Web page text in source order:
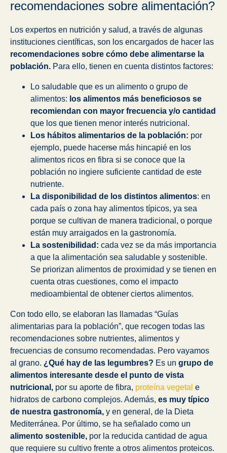
recomendaciones sobre alimentación?
Los expertos en nutrición y salud, a través de algunas
instituciones científicas, son los encargados de hacer las
recomendaciones sobre cómo debe alimentarse la
población. Para ello, tienen en cuenta distintos factores:
Lo saludable que es un alimento o grupo de
alimentos: los alimentos más beneficiosos se
recomiendan con mayor frecuencia y/o cantidad
que los que tienen menor interés nutricional.
Los hábitos alimentarios de la población: por
ejemplo, puede hacerse más hincapié en los
alimentos ricos en fibra si se conoce que la
población no ingiere suficiente cantidad de este
nutriente.
La disponibilidad de los distintos alimentos: en
cada país o zona hay alimentos típicos, ya sea
porque se cultivan de manera tradicional, o porque
están muy arraigados en la gastronomía.
La sostenibilidad: cada vez se da más importancia
a que la alimentación sea saludable y sostenible.
Se priorizan alimentos de proximidad y se tienen en
cuenta otras cuestiones, como el impacto
medioambiental de obtener ciertos alimentos.
Con todo ello, se elaboran las llamadas “Guías
alimentarias para la población”, que recogen todas las
recomendaciones sobre nutrientes, alimentos y
frecuencias de consumo recomendadas. Pero vayamos
al grano. ¿Qué hay de las legumbres? Es un grupo de
alimentos interesante desde el punto de vista
nutricional, por su aporte de fibra, proteína vegetal e
hidratos de carbono complejos. Además, es muy típico
de nuestra gastronomía, y en general, de la Dieta
Mediterránea. Por último, se ha señalado como un
alimento sostenible, por la reducida cantidad de agua
que requiere su cultivo frente a otros alimentos proteicos.